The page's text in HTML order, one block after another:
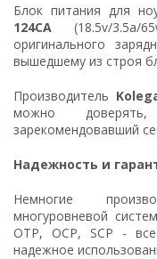
Блок питания для
124CA (18.5v/3.5a/
оригинального
вышедшему из строя
Производитель
можно
зарекомендовавший
Надежность и
Немногие
многуровневой
OTP, OCP, SCP -
надежное